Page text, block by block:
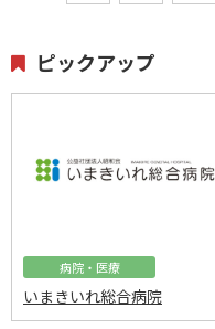
ピックアップ
病院・医療
いまきいれ総合病院